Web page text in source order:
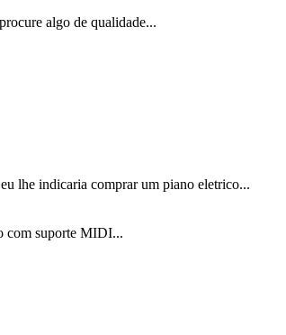
algo de qualidade...
lhe indicaria comprar um piano eletrico...
com suporte MIDI...